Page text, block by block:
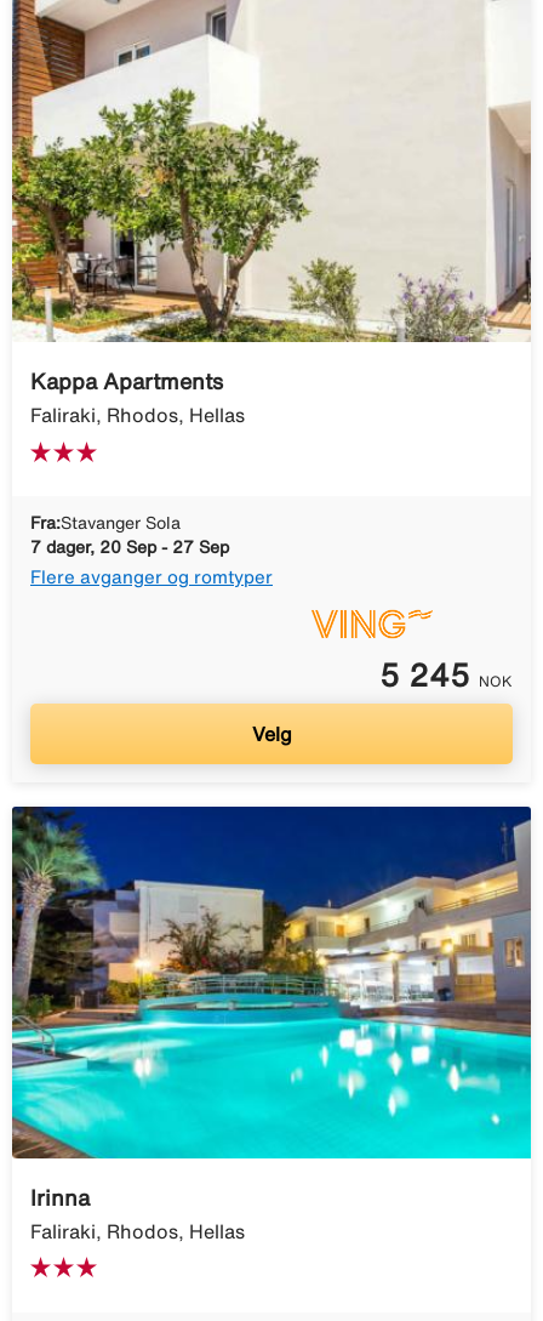
Kappa Apartments
Faliraki, Rhodos, Hellas
Fra:Stavanger Sola
7 dager, 20 Sep - 27 Sep
Flere avganger og romtyper
5 245 NOK
Velg
Irinna
Faliraki, Rhodos, Hellas